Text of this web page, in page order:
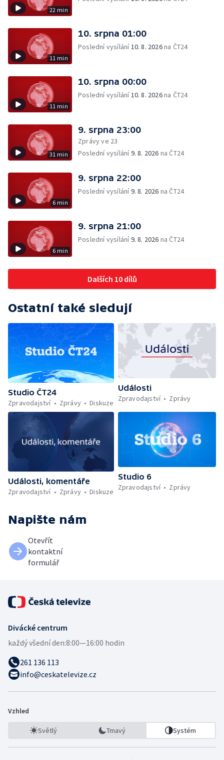
22 min
11 min
10. srpna 01:00
Poslední vysílání10. 8. 2026na ČT24
11 min
10. srpna 00:00
Poslední vysílání10. 8. 2026na ČT24
31 min
9. srpna 23:00
Zprávy ve 23
Poslední vysílání9. 8. 2026 na ČT24
6 min
9. srpna 22:00
Poslední vysílání9. 8. 2026 na ČT24
6 min
9. srpna 21:00
Poslední vysílání9. 8. 2026 na ČT24
Dalších 10 dílů
Ostatní také sledují
Studio ČT24
Zpravodajství
Zprávy Diskuze
Události
Zpravodajství
Zprávy
Události, komentáře
Zpravodajství
Zprávy Diskuze
Studio 6
Zpravodajství
Zprávy
Napište nám
Otevřít
kontaktní
formulář
Divácké centrum
každý všední den:8:00—16:00 hodin
261 136 113
info@ceskatelevize.cz
Vzhled
Světlý Tmavý Systém